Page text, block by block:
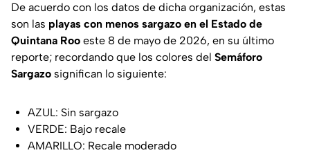
De acuerdo con los datos de dicha organización, estas
son las playas con menos sargazo en el Estado de
Quintana Roo este 8 de mayo de 2026, en su último
reporte; recordando que los colores del Semáforo
Sargazo significan lo siguiente:
AZUL: Sin sargazo
VERDE: Bajo recale
AMARILLO: Recale moderado